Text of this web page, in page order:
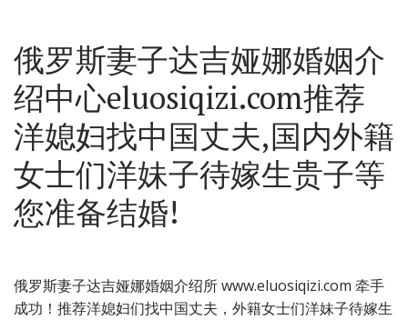
俄罗斯妻子达吉娅娜婚姻介
绍中心eluosiqizi.com推荐
洋媳妇找中国丈夫,国内外籍
女士们洋妹子待嫁生贵子等
您准备结婚!
俄罗斯妻子达吉娅娜婚姻介绍所 www.eluosiqizi.com 牵手
成功！推荐洋媳妇们找中国丈夫，外籍女士们洋妹子待嫁生